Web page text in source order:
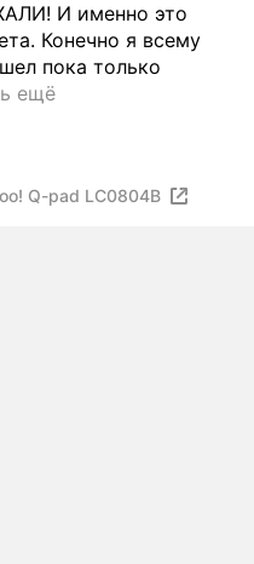
И именно это
Конечно я всему
пока только
ещё
Q-pad LC0804B